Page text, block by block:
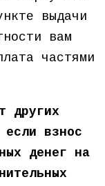
выдачи
вам
частями
других
взнос
денег на